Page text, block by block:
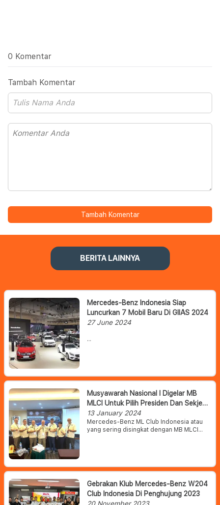
0 Komentar
Tambah Komentar
Tambah Komentar
BERITA LAINNYA
Mercedes-Benz Indonesia Siap
Luncurkan 7 Mobil Baru Di GIIAS 2024
27 June 2024
model mobil baru di ajang Gaikindo
Indonesia International Auto Show
(GIIAS) 2024.
Musyawarah Nasional I Digelar MB
MLCI Untuk Pilih Presiden Dan Sekjen
Periode 2023-2025
13 January 2024
Mercedes-Benz ML Club Indonesia atau
yang sering disingkat dengan MB MLCI
Gebrakan Klub Mercedes-Benz W204
Club Indonesia Di Penghujung 2023